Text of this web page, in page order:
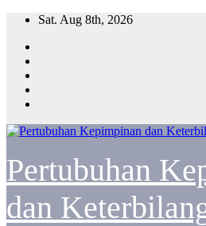
Skip
content
Sat. Aug 8th, 2026
Pertubuhan
dan